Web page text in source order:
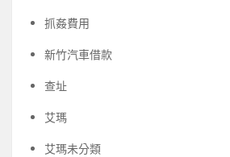
抓姦費用
新竹汽車借款
查址
艾瑪
艾瑪未分類